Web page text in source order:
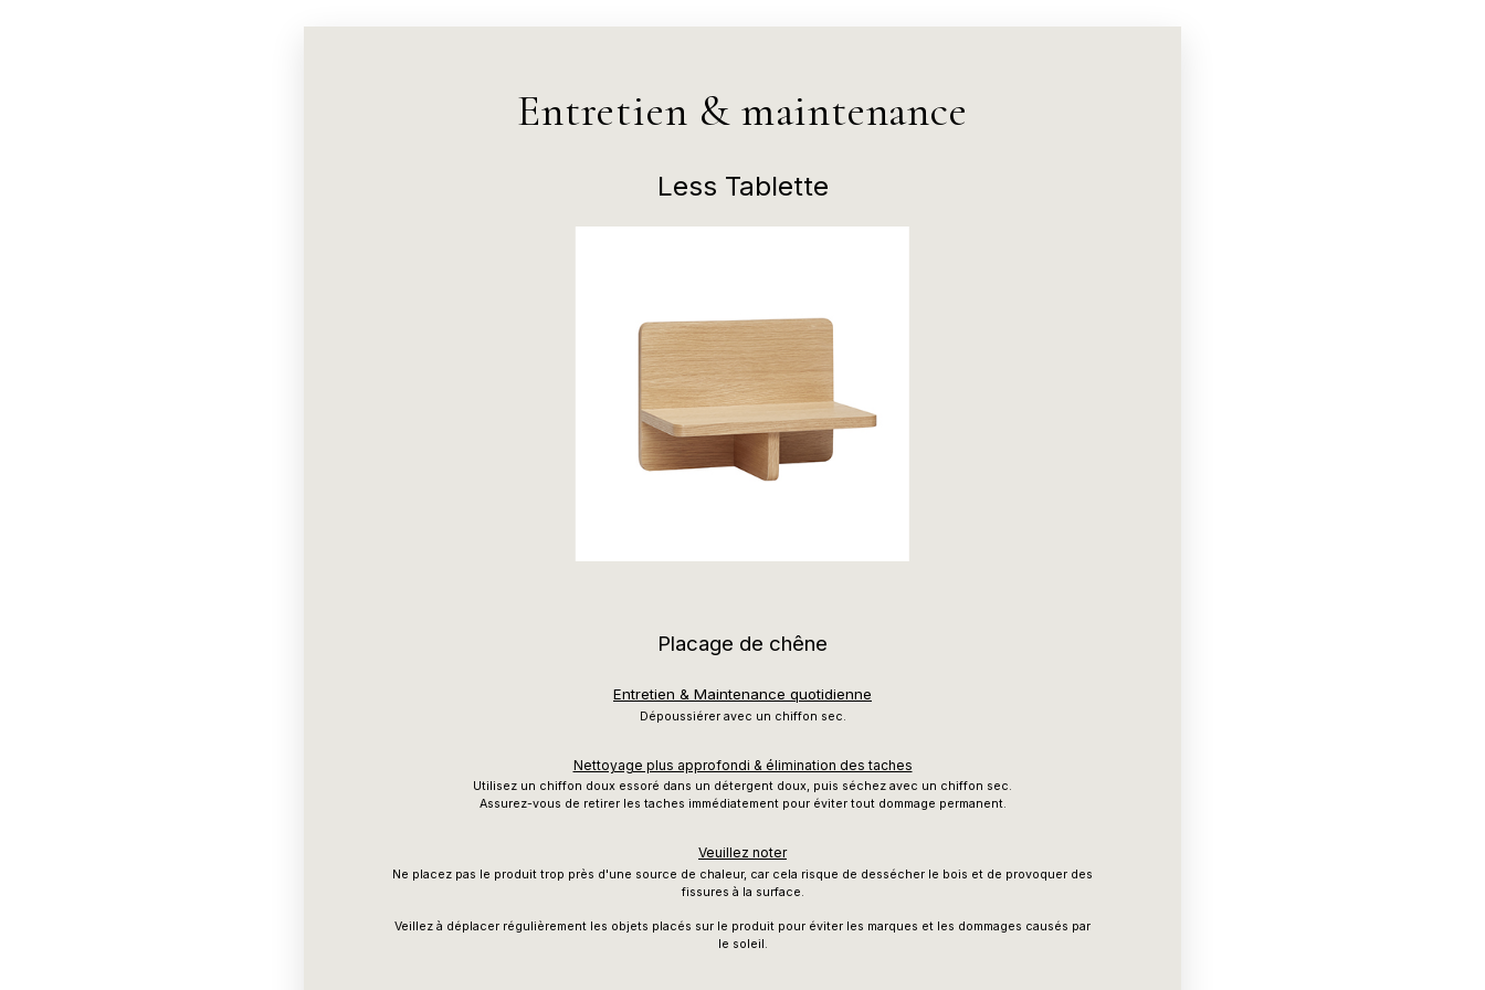
Entretien & maintenance
Less Tablette
Placage de chêne
Entretien & Maintenance quotidienne
Dépoussiérer avec un chiffon sec.
Nettoyage plus approfondi & élimination des taches
Utilisez un chiffon doux essoré dans un détergent doux, puis séchez avec un chiffon sec.
Assurez-vous de retirer les taches immédiatement pour éviter tout dommage permanent.
Veuillez noter
Ne placez pas le produit trop près d'une source de chaleur, car cela risque de dessécher le bois et de provoquer des
fissures à la surface.
Veillez à déplacer régulièrement les objets placés sur le produit pour éviter les marques et les dommages causés par
le soleil.